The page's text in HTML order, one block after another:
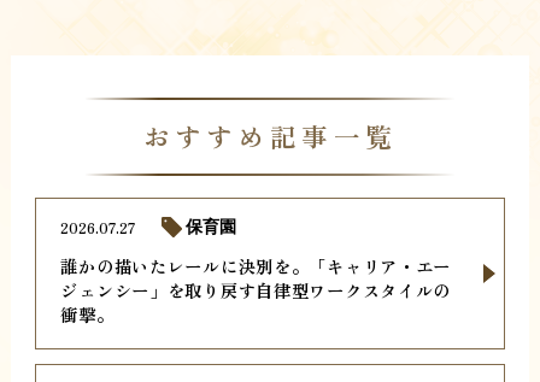
おすすめ記事一覧
誰かの描いたレールに決別を。「キャリア・エー
ジェンシー」を取り戻す自律型ワークスタイルの
衝撃。
2026.07.27 保育園